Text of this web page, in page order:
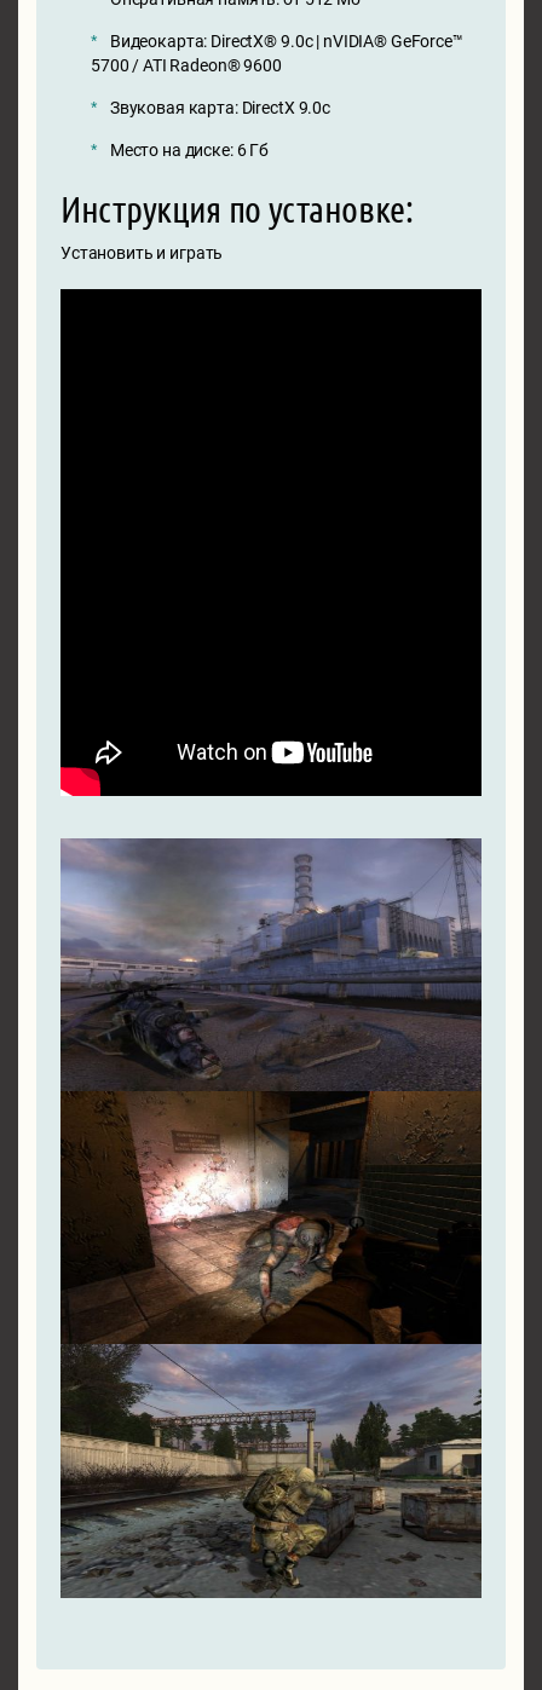
Видеокарта: DirectX® 9.0c | nVIDIA® GeForce™
5700 / ATI Radeon® 9600
Звуковая карта: DirectX 9.0с
Место на диске: 6 Гб
Инструкция по установке:
Установить и играть